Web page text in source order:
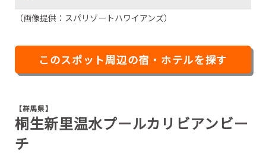
（画像提供：スパリゾートハワイアンズ）
このスポット周辺の宿・ホテルを探す
【群馬県】
桐生新里温水プールカリビアンビー
チ